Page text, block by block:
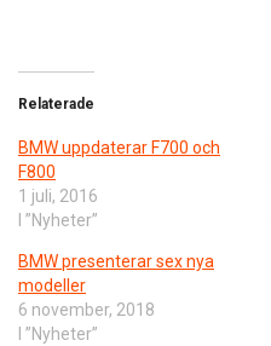
Relaterade
​BMW uppdaterar F700 och
F800
1 juli, 2016
I ”Nyheter”
BMW presenterar sex nya
modeller
6 november, 2018
I ”Nyheter”